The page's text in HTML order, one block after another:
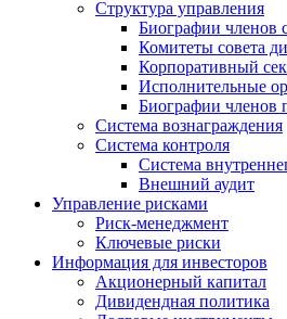
Структура управления
Биографии членов
Комитеты совета
Корпоративный
Исполнительные
Биографии членов
Система вознаграждения
Система контроля
Система
Внешний аудит
Управление рисками
Риск-менеджмент
Ключевые риски
Информация для инвесторов
Акционерный капитал
Дивидендная политика